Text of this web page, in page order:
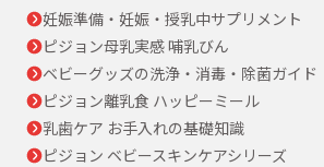
妊娠準備・妊娠・授乳中サプリメント
ピジョン母乳実感 哺乳びん
ベビーグッズの洗浄・消毒・除菌ガイド
ピジョン離乳食 ハッピーミール
乳歯ケア お手入れの基礎知識
ピジョン ベビースキンケアシリーズ